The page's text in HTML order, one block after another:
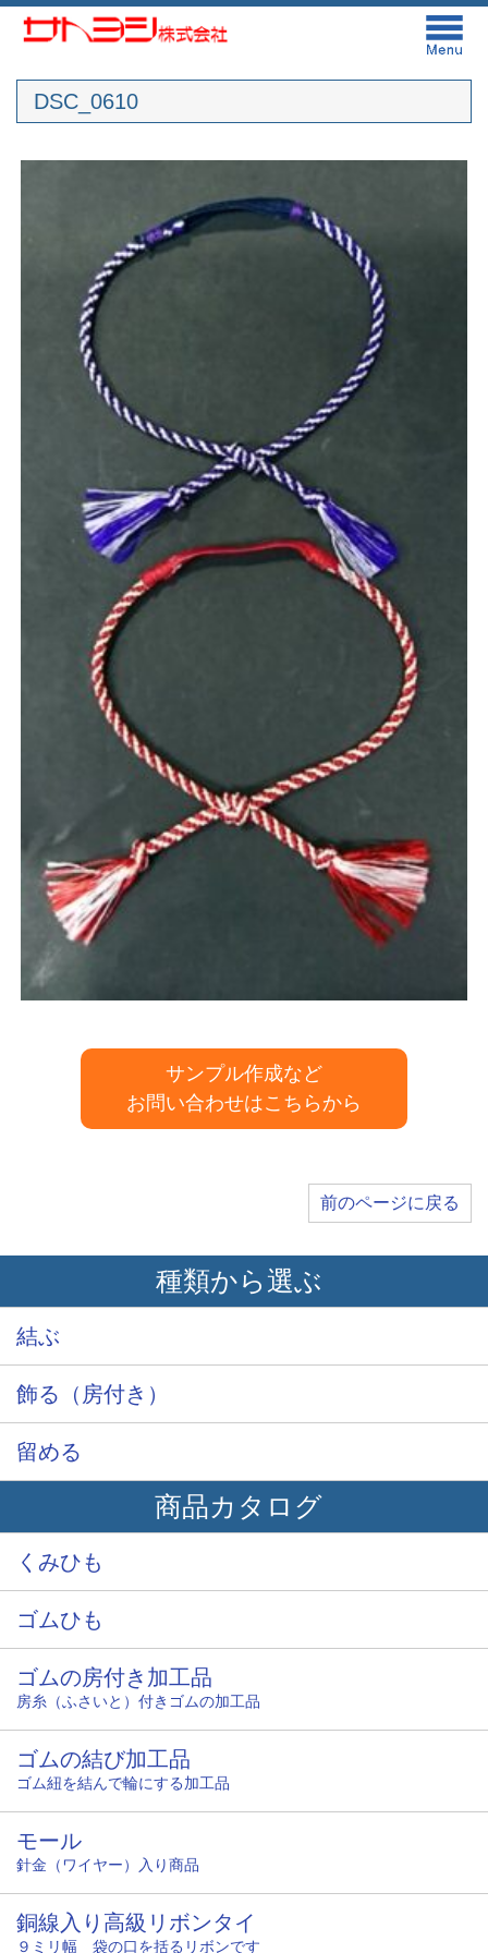
DSC_0610
サンプル作成など
お問い合わせはこちらから
前のページに戻る
種類から選ぶ
結ぶ
飾る（房付き）
留める
商品カタログ
くみひも
ゴムひも
ゴムの房付き加工品
房糸（ふさいと）付きゴムの加工品
ゴムの結び加工品
ゴム紐を結んで輪にする加工品
モール
針金（ワイヤー）入り商品
銅線入り高級リボンタイ
９ミリ幅 袋の口を括るリボンです